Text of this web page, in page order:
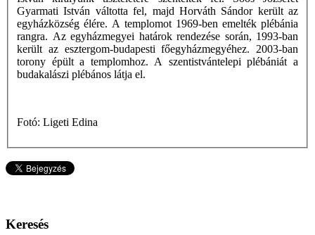
Gyarmati István váltotta fel, majd Horváth Sándor került az
egyházközség élére. A templomot 1969-ben emelték plébánia
rangra. Az egyházmegyei határok rendezése során, 1993-ban
került az esztergom-budapesti főegyházmegyéhez. 2003-ban
torony épült a templomhoz. A szentistvántelepi plébániát a
budakalászi plébános látja el.
Fotó: Ligeti Edina
Keresés